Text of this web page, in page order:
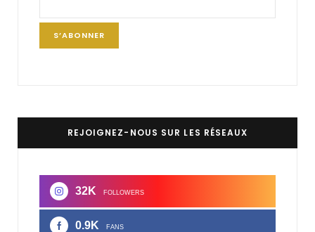
REJOIGNEZ-NOUS SUR LES RÉSEAUX
32K FOLLOWERS
0.9K FANS